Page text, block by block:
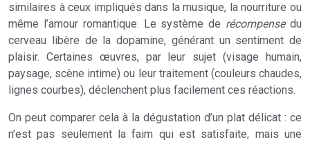
similaires à ceux impliqués dans la musique, la nourriture ou
même l’amour romantique. Le système de récompensedu
cerveau libère de la dopamine, générant un sentiment de
plaisir. Certaines œuvres, par leur sujet (visage humain,
paysage, scène intime) ou leur traitement (couleurs chaudes,
lignes courbes), déclenchent plus facilement ces réactions.
On peut comparer cela à la dégustation d’un plat délicat : ce
n’est pas seulement la faim qui est satisfaite, mais une